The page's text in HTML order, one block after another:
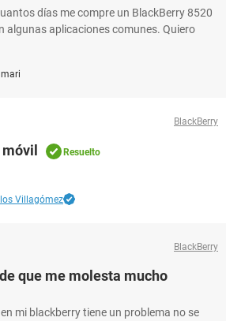
días me compre un BlackBerry 8520
algunas aplicaciones comunes. Quiero
BlackBerry
Resuelto
Villagómez
BlackBerry
que me molesta mucho
mi blackberry tiene un problema no se